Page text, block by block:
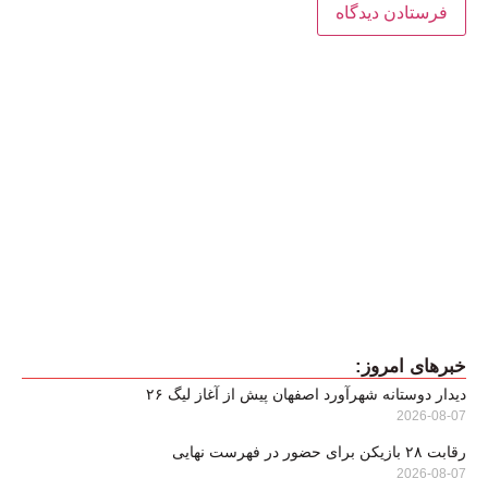
خبرهای امروز:
دیدار دوستانه شهرآورد اصفهان پیش از آغاز لیگ ۲۶
2026-08-07
رقابت ۲۸ بازیکن برای حضور در فهرست نهایی
2026-08-07